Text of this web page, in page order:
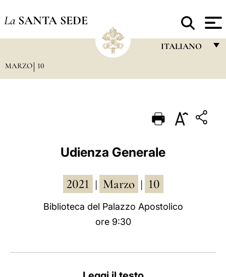
La SANTA SEDE
ITALIANO
PORTUGUÊS
العربيّة
MARZO 10
Udienza Generale
2021 Marzo 10
Biblioteca del Palazzo Apostolico
ore 9:30